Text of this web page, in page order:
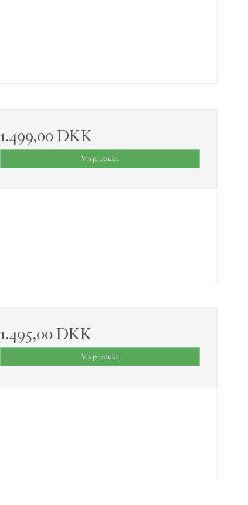
1.499,00 DKK
Vis produkt
1.495,00 DKK
Vis produkt